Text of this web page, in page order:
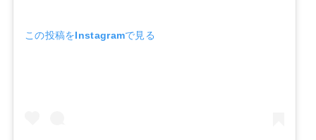
この投稿をInstagramで見る